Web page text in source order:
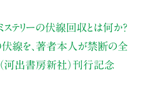
ミステリーの伏線回収とは何か？
線を、著者本人が禁断の全
（河出書房新社）刊行記念